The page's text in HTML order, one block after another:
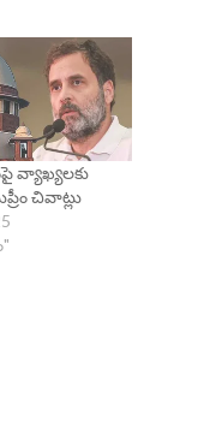
వ్యాఖ్యలకు
చివాట్లు